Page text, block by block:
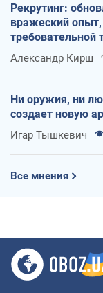
Рекрутинг:
вражеский
требовательной
Александр Кирш
Ни оружия, ни
создает новую
Игар Тышкевич
Все мнения